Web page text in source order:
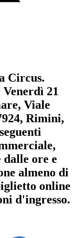
Circus.
Venerdì 21
Viale
Rimini,
,
ore e
almeno di
online
d'ingresso.